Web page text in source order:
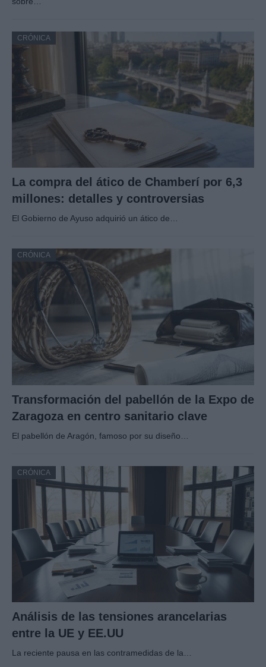
CRÓNICA
La compra del ático de Chamberí por 6,3
millones: detalles y controversias
El Gobierno de Ayuso adquirió un ático de…
CRÓNICA
Transformación del pabellón de la Expo de
Zaragoza en centro sanitario clave
El pabellón de Aragón, famoso por su diseño…
CRÓNICA
Análisis de las tensiones arancelarias
entre la UE y EE.UU
La reciente pausa en las contramedidas de la…